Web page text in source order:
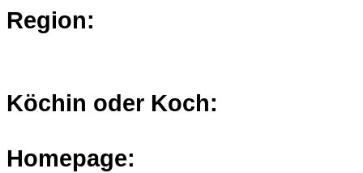
Region:
Köchin oder Koch:
Homepage: